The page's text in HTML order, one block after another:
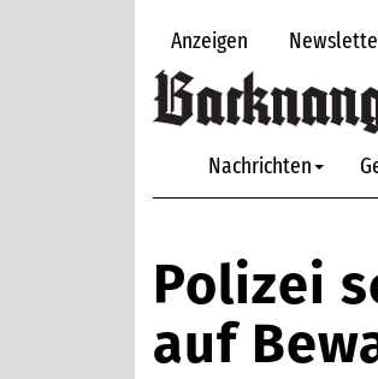
Anzeigen
Nachrichten
Polizei
auf